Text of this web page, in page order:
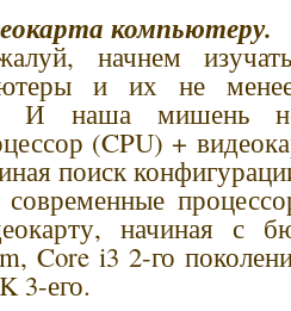
компьютеру.
начнем изучать
и их не
И наша мишень
(CPU) +
поиск
современные
начиная с
Core i3 2-го
3-его.